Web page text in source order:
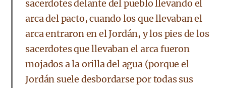
sacerdotes delante del pueblo llevando el
arca del pacto, cuando los que llevaban el
arca entraron en el Jordán, y los pies de los
sacerdotes que llevaban el arca fueron
mojados a la orilla del agua (porque el
Jordán suele desbordarse por todas sus